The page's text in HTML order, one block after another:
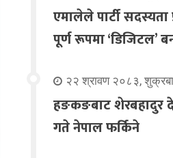
एमालेले पार्टी सदस्यता
पूर्ण रूपमा ‘डिजिटल’
२२ श्रावण २०८३,
हङकङबाट शेरबहादुर
गते नेपाल फर्किने